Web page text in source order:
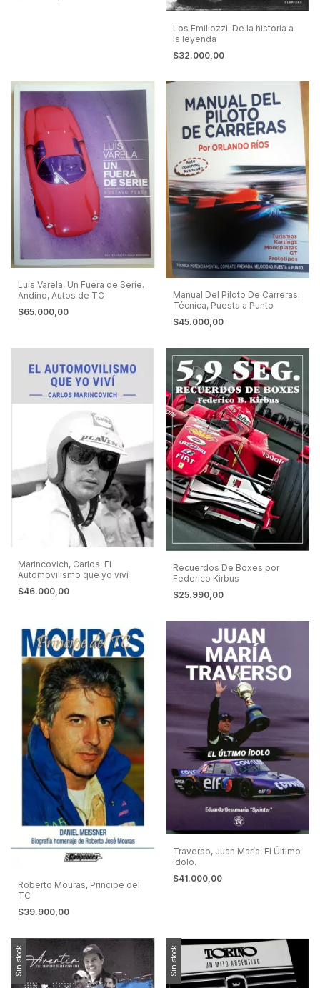
Los Emiliozzi. De la historia a
la leyenda
$32.000,00
Luis Varela, Un Fuera de Serie.
Andino, Autos de TC
$65.000,00
Manual Del Piloto De Carreras.
Técnica, Puesta a Punto
$45.000,00
Marincovich, Carlos. El
Automovilismo que yo viví
$46.000,00
Recuerdos De Boxes por
Federico Kirbus
$25.990,00
Roberto Mouras, Principe del
TC
$39.900,00
Traverso, Juan María: El Último
Ídolo.
$41.000,00
Sin stock Sin stock